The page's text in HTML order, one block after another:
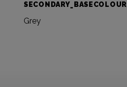
SECONDARY_BASECOLOUR
Grey